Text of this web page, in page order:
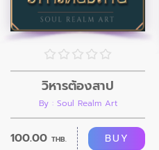
วิหารต้องสาป
By : Soul Realm Art
100.00 THB. BUY